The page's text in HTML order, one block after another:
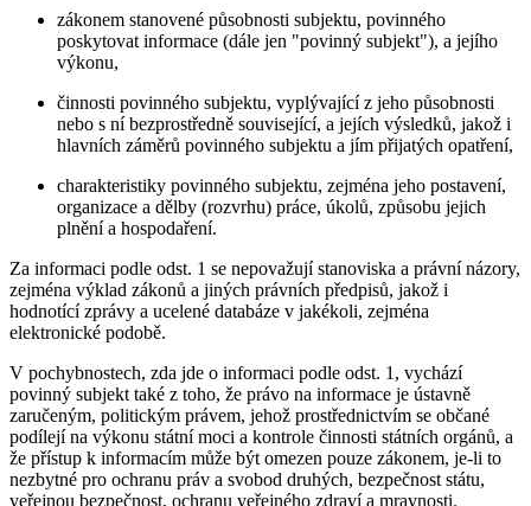
zákonem stanovené působnosti subjektu, povinného
poskytovat informace (dále jen "povinný subjekt"), a jejího
výkonu,
činnosti povinného subjektu, vyplývající z jeho působnosti
nebo s ní bezprostředně související, a jejích výsledků, jakož i
hlavních záměrů povinného subjektu a jím přijatých opatření,
charakteristiky povinného subjektu, zejména jeho postavení,
organizace a dělby (rozvrhu) práce, úkolů, způsobu jejich
plnění a hospodaření.
Za informaci podle odst. 1 se nepovažují stanoviska a právní názory,
zejména výklad zákonů a jiných právních předpisů, jakož i
hodnotící zprávy a ucelené databáze v jakékoli, zejména
elektronické podobě.
V pochybnostech, zda jde o informaci podle odst. 1, vychází
povinný subjekt také z toho, že právo na informace je ústavně
zaručeným, politickým právem, jehož prostřednictvím se občané
podílejí na výkonu státní moci a kontrole činnosti státních orgánů, a
že přístup k informacím může být omezen pouze zákonem, je-li to
nezbytné pro ochranu práv a svobod druhých, bezpečnost státu,
veřejnou bezpečnost, ochranu veřejného zdraví a mravnosti.